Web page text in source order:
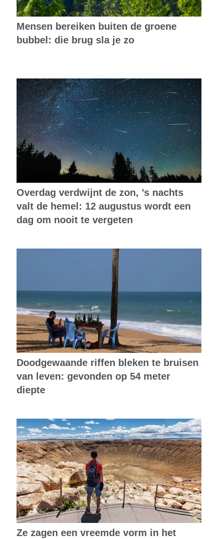
Mensen bereiken buiten de groene
bubbel: die brug sla je zo
Overdag verdwijnt de zon, ’s nachts
valt de hemel: 12 augustus wordt een
dag om nooit te vergeten
Doodgewaande riffen bleken te bruisen
van leven: gevonden op 54 meter
diepte
Ze zagen een vreemde vorm in het